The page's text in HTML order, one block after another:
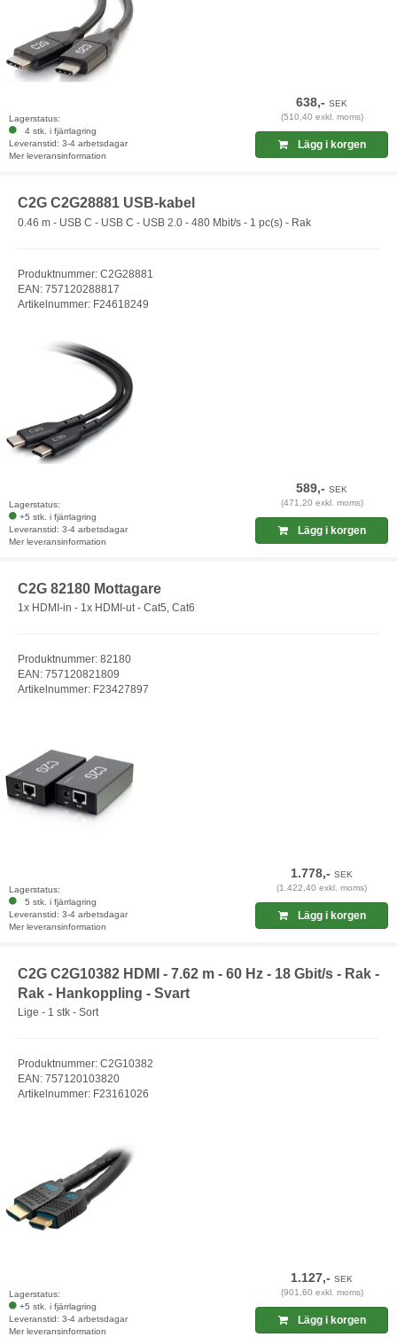
Lagerstatus:
4 stk. i fjärrlagring
Leveranstid: 3-4 arbetsdagar
Mer leveransinformation
638,-SEK
(510,40 exkl. moms)
Lägg i korgen
C2G C2G28881 USB-kabel
0.46 m - USB C - USB C - USB 2.0 - 480 Mbit/s - 1 pc(s) - Rak
Produktnummer: C2G28881
EAN: 757120288817
Artikelnummer: F24618249
Lagerstatus:
+5 stk. i fjärrlagring
Leveranstid: 3-4 arbetsdagar
Mer leveransinformation
589,-SEK
(471,20 exkl. moms)
Lägg i korgen
C2G 82180 Mottagare
1x HDMI-in - 1x HDMI-ut - Cat5, Cat6
Produktnummer: 82180
EAN: 757120821809
Artikelnummer: F23427897
Lagerstatus:
5 stk. i fjärrlagring
Leveranstid: 3-4 arbetsdagar
Mer leveransinformation
1.778,-SEK
(1.422,40 exkl. moms)
Lägg i korgen
C2G C2G10382 HDMI - 7.62 m - 60 Hz - 18 Gbit/s - Rak -
Rak - Hankoppling - Svart
Lige - 1 stk - Sort
Produktnummer: C2G10382
EAN: 757120103820
Artikelnummer: F23161026
Lagerstatus:
+5 stk. i fjärrlagring
Leveranstid: 3-4 arbetsdagar
Mer leveransinformation
1.127,-SEK
(901,60 exkl. moms)
Lägg i korgen